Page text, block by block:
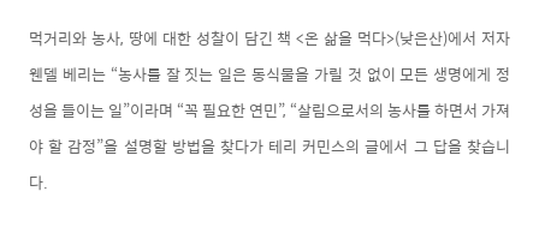
먹거리와 농사, 땅에 대한 성찰이 담긴 책 <온 삶을 먹다>(낮은산)에서 저자
웬델 베리는 “농사를 잘 짓는 일은 동식물을 가릴 것 없이 모든 생명에게 정
성을 들이는 일”이라며 “꼭 필요한 연민”, “살림으로서의 농사를 하면서 가져
야 할 감정”을 설명할 방법을 찾다가 테리 커민스의 글에서 그 답을 찾습니
다.